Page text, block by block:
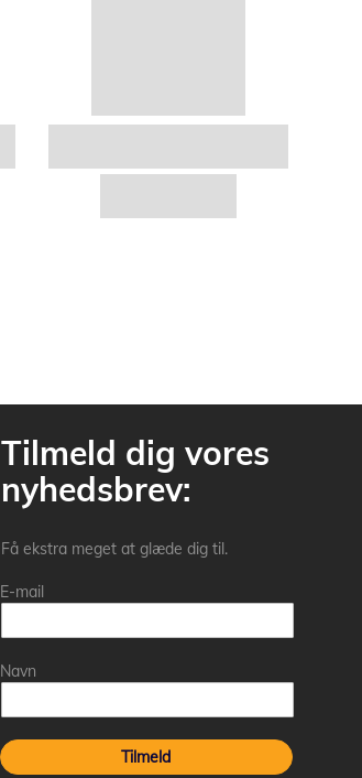
Tilmeld dig vores
nyhedsbrev:
Få ekstra meget at glæde dig til.
E-mail
Navn
Tilmeld